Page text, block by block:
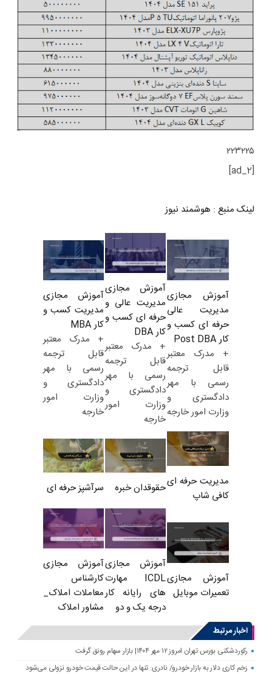
۲۲۳۲۲۵
[ad_2]
لینک منبع : هوشمند نیوز
آموزش مجازی
مدیریت عالی
حرفه ای کسب و
کار Post DBA
+ مدرک معتبر
قابل ترجمه
رسمی با مهر
دادگستری و
وزارت امور خارجه
آموزش مجازی
مدیریت عالی و
حرفه ای کسب و
کار DBA
+ مدرک معتبر
قابل ترجمه
رسمی با مهر
دادگستری و
وزارت امور
خارجه
آموزش مجازی
مدیریت کسب و
کار MBA
+ مدرک معتبر
قابل ترجمه
رسمی با مهر
دادگستری و
وزارت امور
خارجه
مدیریت حرفه ای
کافی شاپ
حقوقدان خبره سرآشپز حرفه ای
آموزش مجازی
تعمیرات موبایل
آموزش مجازی
ICDL مهارت
های رایانه کار
درجه یک و دو
آموزش مجازی
کارشناس
معاملات املاک_
مشاور املاک
اخبار مرتبط
رکوردشکنی بورس تهران امروز ۱۲ مهر ۱۴۰۴| بازار سهام رونق گرفت
زخم کاری دلار به بازار خودرو/ نادری: تنها در این حالت قیمت خودرو نزولی می‌شود